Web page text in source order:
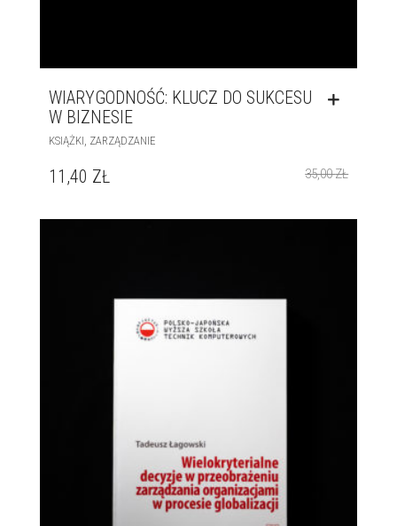
WIARYGODNOŚĆ: KLUCZ DO SUKCESU
W BIZNESIE
KSIĄŻKI, ZARZĄDZANIE
35,00ZŁ
11,40 ZŁ